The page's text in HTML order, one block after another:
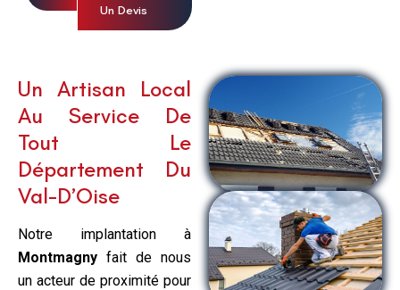
Un Devis
Un Artisan Local
Au Service De
Tout Le
Département Du
Val-D’Oise
Notre implantation à
Montmagny fait de nous
un acteur de proximité pour